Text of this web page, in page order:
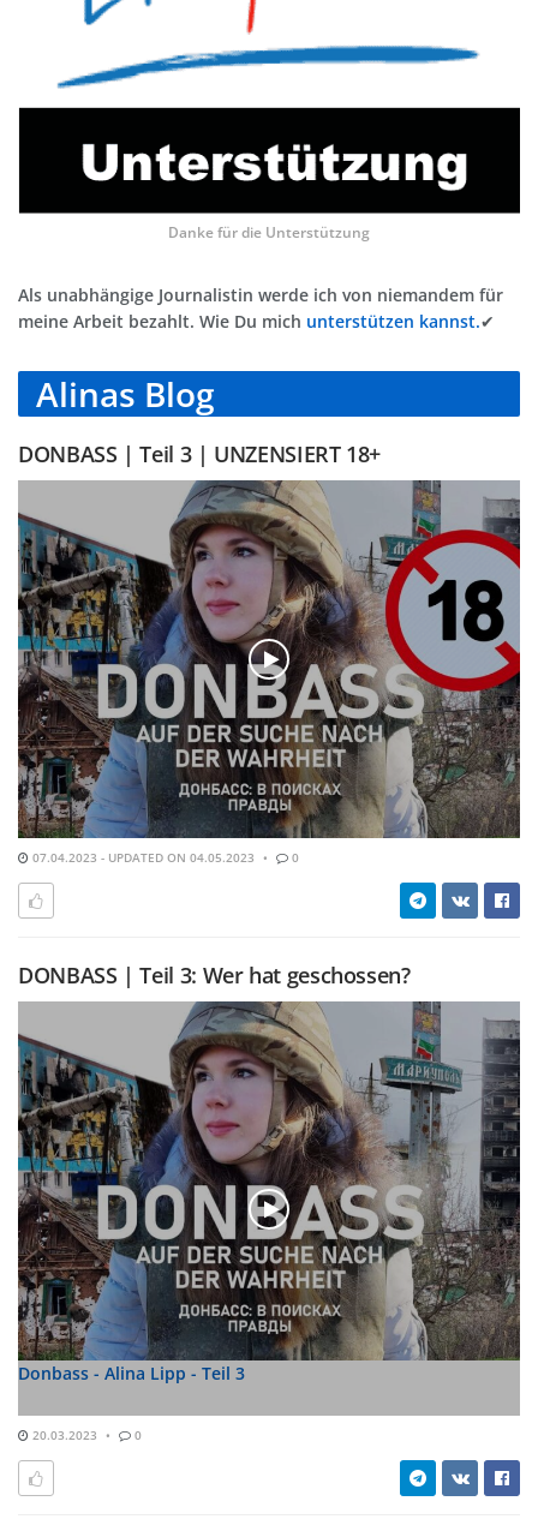
Danke für die Unterstützung
Als unabhängige Journalistin werde ich von niemandem für
meine Arbeit bezahlt. Wie Du mich unterstützen kannst.✔
Alinas Blog
DONBASS | Teil 3 | UNZENSIERT 18+
07.04.2023 - UPDATED ON 04.05.2023 0
DONBASS | Teil 3: Wer hat geschossen?
Donbass - Alina Lipp - Teil 3
20.03.2023 0